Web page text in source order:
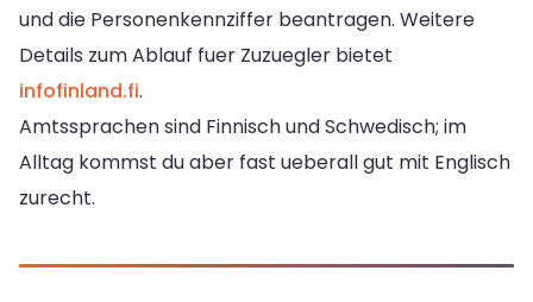
und die Personenkennziffer beantragen. Weitere
Details zum Ablauf fuer Zuzuegler bietet
infofinland.fi.
Amtssprachen sind Finnisch und Schwedisch; im
Alltag kommst du aber fast ueberall gut mit Englisch
zurecht.